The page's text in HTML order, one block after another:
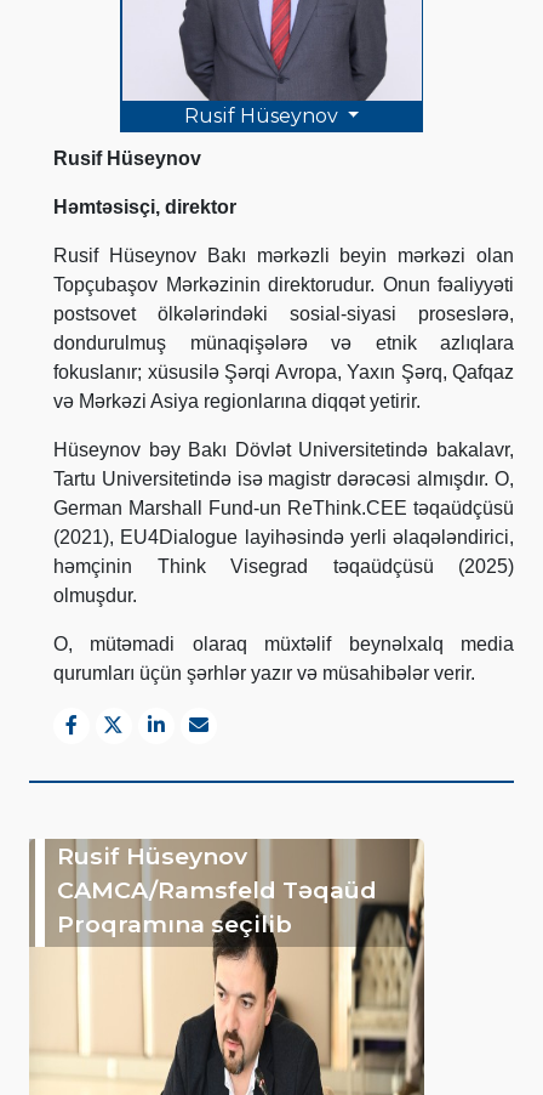
Rusif Hüseynov
Rusif Hüseynov
Həmtəsisçi, direktor
Rusif Hüseynov Bakı mərkəzli beyin mərkəzi olan
Topçubaşov Mərkəzinin direktorudur. Onun fəaliyyəti
postsovet ölkələrindəki sosial-siyasi proseslərə,
dondurulmuş münaqişələrə və etnik azlıqlara
fokuslanır; xüsusilə Şərqi Avropa, Yaxın Şərq, Qafqaz
və Mərkəzi Asiya regionlarına diqqət yetirir.
Hüseynov bəy Bakı Dövlət Universitetində bakalavr,
Tartu Universitetində isə magistr dərəcəsi almışdır. O,
German Marshall Fund-un ReThink.CEE təqaüdçüsü
(2021), EU4Dialogue layihəsində yerli əlaqələndirici,
həmçinin Think Visegrad təqaüdçüsü (2025)
olmuşdur.
O, mütəmadi olaraq müxtəlif beynəlxalq media
qurumları üçün şərhlər yazır və müsahibələr verir.
Rusif Hüseynov
CAMCA/Ramsfeld Təqaüd
Proqramına seçilib